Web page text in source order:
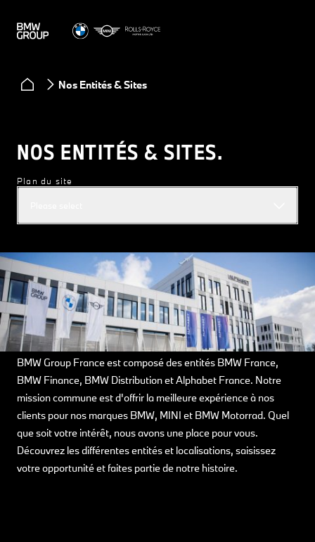
Nos Entités & Sites
NOS ENTITÉS & SITES.
Plan du site
BMW Group France est composé des entités BMW France,
BMW Finance, BMW Distribution et Alphabet France. Notre
mission commune est d'offrir la meilleure expérience à nos
clients pour nos marques BMW, MINI et BMW Motorrad. Quel
que soit votre intérêt, nous avons une place pour vous.
Découvrez les différentes entités et localisations, saisissez
votre opportunité et faites partie de notre histoire.